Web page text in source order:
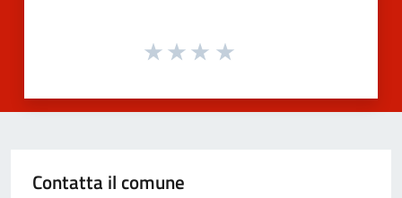
Contatta il comune